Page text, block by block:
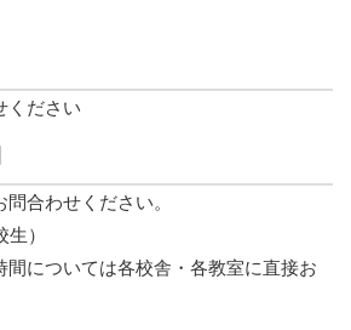
ください
合わせください。
）
については各校舎・各教室に直接お